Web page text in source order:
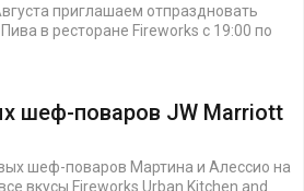
приглашаем отпраздновать
в ресторане Fireworks с 19:00 по
шеф-поваров JW Marriott
шеф-поваров Мартина и Алессио на
вкусы Fireworks Urban Kitchen and